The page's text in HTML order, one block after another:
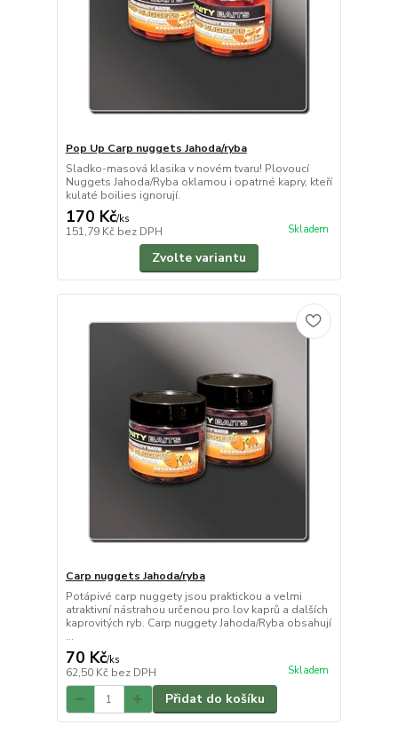
Pop Up Carp nuggets Jahoda/ryba
Sladko-masová klasika v novém tvaru! Plovoucí
Nuggets Jahoda/Ryba oklamou i opatrné kapry, kteří
kulaté boilies ignorují.
170 Kč/ks
151,79 Kč bez DPH Skladem
Zvolte variantu
Carp nuggets Jahoda/ryba
Potápivé carp nuggety jsou praktickou a velmi
atraktivní nástrahou určenou pro lov kaprů a dalších
kaprovitých ryb. Carp nuggety Jahoda/Ryba obsahují
...
70 Kč/ks
62,50 Kč bez DPH Skladem
Přidat do košíku